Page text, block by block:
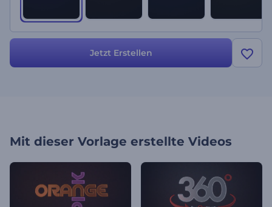
Jetzt Erstellen
Mit dieser Vorlage erstellte Videos